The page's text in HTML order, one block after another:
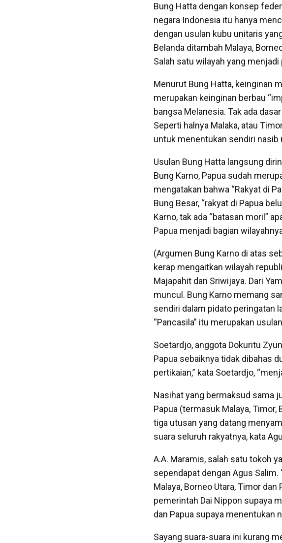
Bung Hatta dengan konsep
negara Indonesia itu hanya
dengan usulan kubu unitaris
Belanda ditambah Malaya,
Salah satu wilayah yang
Menurut Bung Hatta, keinginan
merupakan keinginan berbau
bangsa Melanesia. Tak ada
Seperti halnya Malaka, atau
untuk menentukan sendiri nasib
Usulan Bung Hatta langsung
Bung Karno, Papua sudah
mengatakan bahwa “Rakyat di
Bung Besar, “rakyat di Papua
Karno, tak ada “batasan moril”
Papua menjadi bagian
(Argumen Bung Karno di atas
kerap mengaitkan wilayah
Majapahit dan Sriwijaya. Dari
muncul. Bung Karno memang
sendiri dalam pidato peringatan
“Pancasila” itu merupakan
Soetardjo, anggota Dokuritu
Papua sebaiknya tidak dibahas
pertikaian,” kata Soetardjo,
Nasihat yang bermaksud sama
Papua (termasuk Malaya,
tiga utusan yang datang
suara seluruh rakyatnya, kata
A.A. Maramis, salah satu tokoh
sependapat dengan Agus
Malaya, Borneo Utara, Timor
pemerintah Dai Nippon supaya
dan Papua supaya menentukan
Sayang suara-suara ini kurang